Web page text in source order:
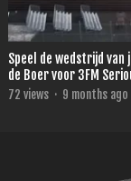
Speel de wedstrijd
de Boer voor 3FM
72 views · 9 months ago